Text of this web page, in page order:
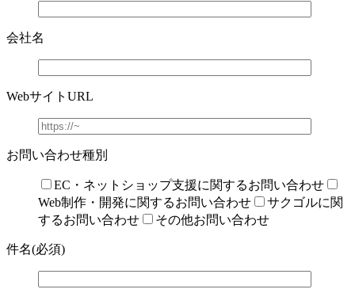
会社名
WebサイトURL
お問い合わせ種別
EC・ネットショップ支援に関するお問い合わせ
Web制作・開発に関するお問い合わせ
サクゴルに関
するお問い合わせ
その他お問い合わせ
件名(必須)